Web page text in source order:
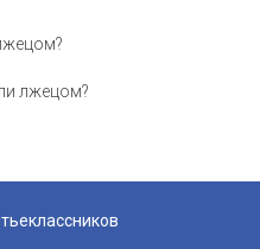
лжецом?